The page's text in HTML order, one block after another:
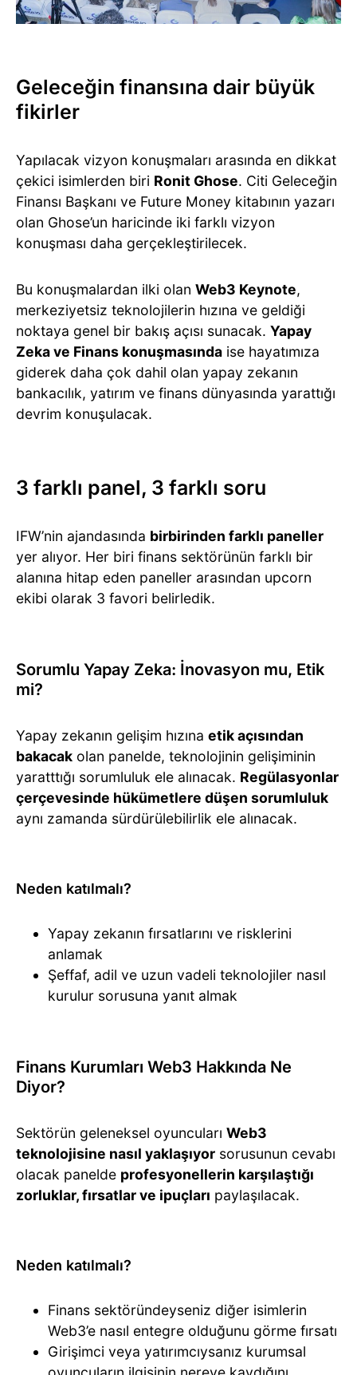
Geleceğin finansına dair büyük
fikirler
Yapılacak vizyon konuşmaları arasında en dikkat
çekici isimlerden biri Ronit Ghose. Citi Geleceğin
Finansı Başkanı ve Future Money kitabının yazarı
olan Ghose’un haricinde iki farklı vizyon
konuşması daha gerçekleştirilecek.
Bu konuşmalardan ilki olan Web3 Keynote,
merkeziyetsiz teknolojilerin hızına ve geldiği
noktaya genel bir bakış açısı sunacak. Yapay
Zeka ve Finans konuşmasında ise hayatımıza
giderek daha çok dahil olan yapay zekanın
bankacılık, yatırım ve finans dünyasında yarattığı
devrim konuşulacak.
3 farklı panel, 3 farklı soru
IFW’nin ajandasında birbirinden farklı paneller
yer alıyor. Her biri finans sektörünün farklı bir
alanına hitap eden paneller arasından upcorn
ekibi olarak 3 favori belirledik.
Sorumlu Yapay Zeka: İnovasyon mu, Etik
mi?
Yapay zekanın gelişim hızına etik açısından
bakacak olan panelde, teknolojinin gelişiminin
yaratttığı sorumluluk ele alınacak. Regülasyonlar
çerçevesinde hükümetlere düşen sorumluluk
aynı zamanda sürdürülebilirlik ele alınacak.
Neden katılmalı?
Yapay zekanın fırsatlarını ve risklerini
anlamak
Şeffaf, adil ve uzun vadeli teknolojiler nasıl
kurulur sorusuna yanıt almak
Finans Kurumları Web3 Hakkında Ne
Diyor?
Sektörün geleneksel oyuncuları Web3
teknolojisine nasıl yaklaşıyor sorusunun cevabı
olacak panelde profesyonellerin karşılaştığı
zorluklar, fırsatlar ve ipuçları paylaşılacak.
Neden katılmalı?
Finans sektöründeyseniz diğer isimlerin
Web3’e nasıl entegre olduğunu görme fırsatı
Girişimci veya yatırımcıysanız kurumsal